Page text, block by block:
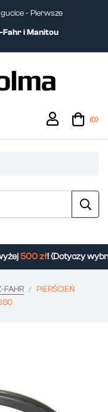
- Pierwsze
i Manitou
(0)
500 zł! (Dotyczy
FAHR
PIERŚCIEŃ